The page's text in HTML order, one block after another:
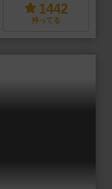
1442
持ってる